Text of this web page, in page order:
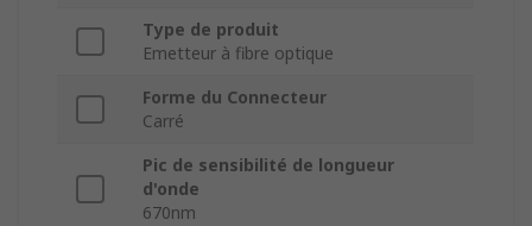
Type de produit
Emetteur à fibre optique
Forme du Connecteur
Carré
Pic de sensibilité de longueur
d'onde
670nm